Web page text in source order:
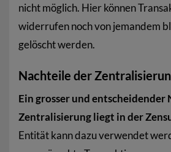
nicht möglich. Hier können
widerrufen noch von jemandem
gelöscht werden.
Nachteile der
Ein grosser und entscheidender
Zentralisierung liegt in der
Entität kann dazu verwendet